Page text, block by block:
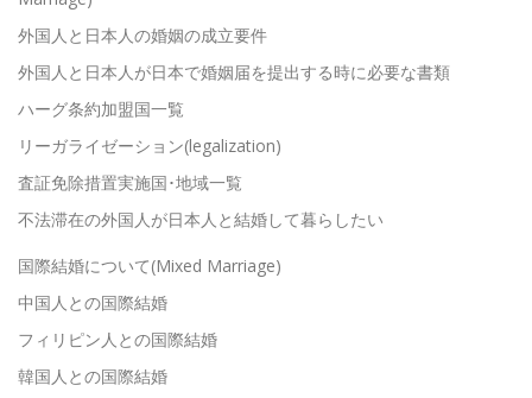
外国人と日本人の婚姻の成立要件
外国人と日本人が日本で婚姻届を提出する時に必要な書類
ハーグ条約加盟国一覧
リーガライゼーション(legalization)
査証免除措置実施国･地域一覧
不法滞在の外国人が日本人と結婚して暮らしたい
国際結婚について(Mixed Marriage)
中国人との国際結婚
フィリピン人との国際結婚
韓国人との国際結婚